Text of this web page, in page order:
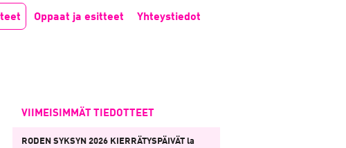
Oppaat ja esitteet Yhteystiedot
VIIMEISIMMÄT TIEDOTTEET
RODEN SYKSYN 2026 KIERRÄTYSPÄIVÄT la